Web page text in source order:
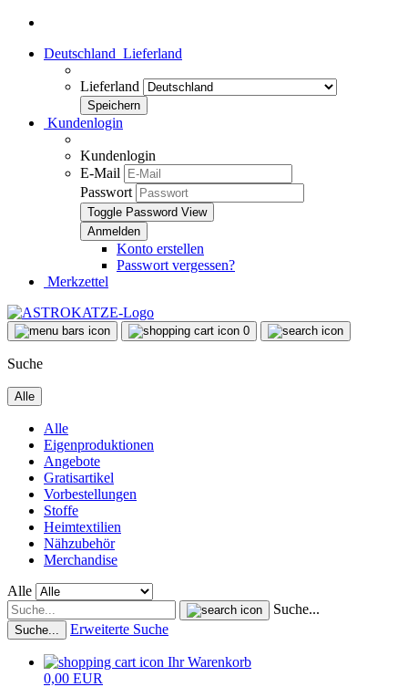
Deutschland Lieferland
Lieferland
Kundenlogin
Kundenlogin
E-Mail
Passwort
Toggle Password View
Konto erstellen
Passwort vergessen?
Merkzettel
0
Suche
Alle
Alle
Eigenproduktionen
Angebote
Gratisartikel
Vorbestellungen
Stoffe
Heimtextilien
Nähzubehör
Merchandise
Alle
Suche...
Suche... Erweiterte Suche
Ihr Warenkorb
0,00 EUR